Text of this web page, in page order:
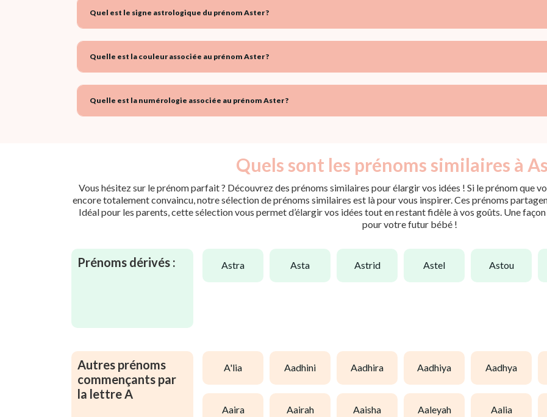
Quel est le signe astrologique du prénom Aster ?
Quelle est la couleur associée au prénom Aster ?
Quelle est la numérologie associée au prénom Aster ?
Quels sont les prénoms similaires à
Vous hésitez sur le prénom parfait ? Découvrez des prénoms similaires pour élargir vos idées ! Si le prénom que
encore totalement convaincu, notre sélection de prénoms similaires est là pour vous inspirer. Ces prénoms
Idéal pour les parents, cette sélection vous permet d’élargir vos idées tout en restant fidèle à vos goûts. Une
pour votre futur bébé !
Prénoms dérivés : astra asta astrid astel astou
Autres prénoms
commençants par
la lettre A
a'lia aadhini aadhira aadhiya aadhya
aaira aairah aaisha aaleyah aalia